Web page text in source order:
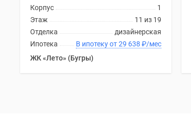
1
Корпус
11 из 19
Этаж
дизайнерская
Отделка
В ипотеку от 29 638 ₽/мес
Ипотека
ЖК «Лето» (Бугры)